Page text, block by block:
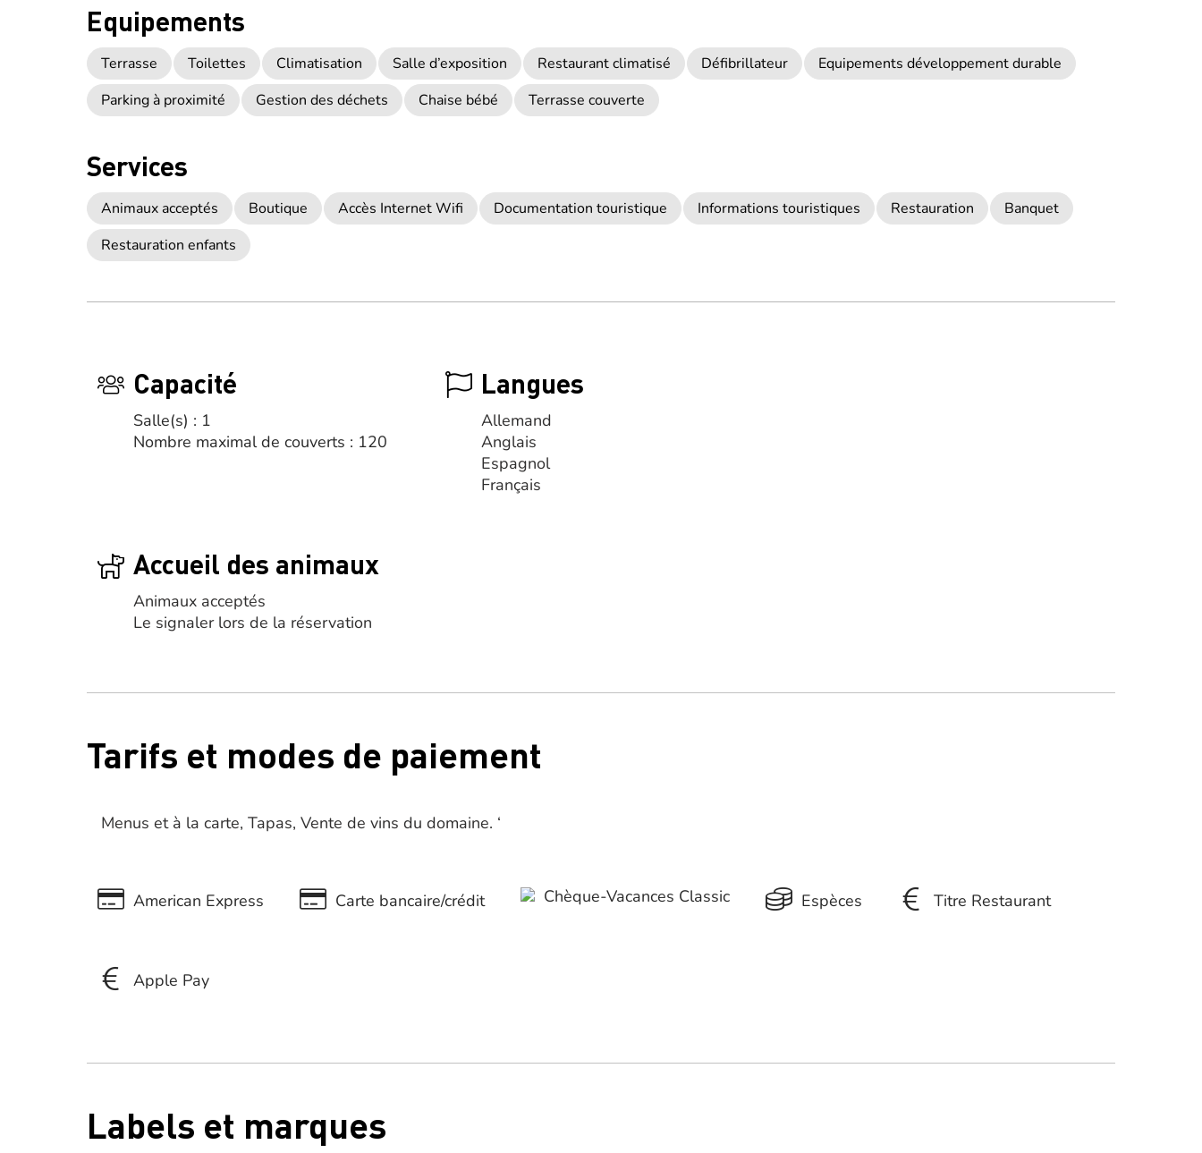
Equipements
Terrasse Toilettes Climatisation Salle d’exposition Restaurant climatisé Défibrillateur
Equipements développement durable
Parking à proximité
Gestion des déchets Chaise bébé Terrasse couverte
Services
Animaux acceptés Boutique Accès Internet Wifi Documentation touristique Informations touristiques Restauration
Banquet
Restauration enfants
Capacité
Salle(s) : 1
Nombre maximal de couverts : 120
Langues
Allemand
Anglais
Espagnol
Français
Accueil des animaux
Animaux acceptés
Le signaler lors de la réservation
Tarifs et modes de paiement
Menus et à la carte, Tapas, Vente de vins du domaine. ‘
American Express Carte bancaire/crédit Chèque-Vacances Classic Espèces Titre Restaurant
Apple Pay
Labels et marques